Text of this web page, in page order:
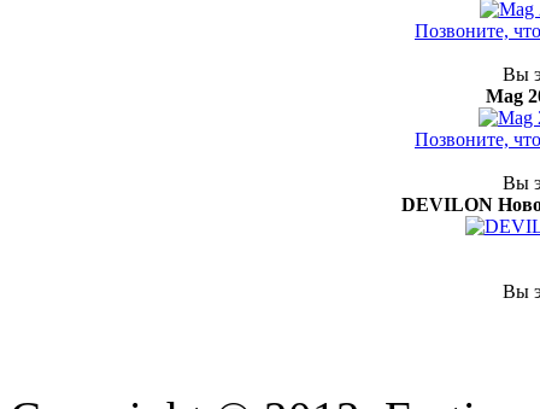
Позвоните,
Вы
Mag
Позвоните,
Вы
DEVILON
Вы